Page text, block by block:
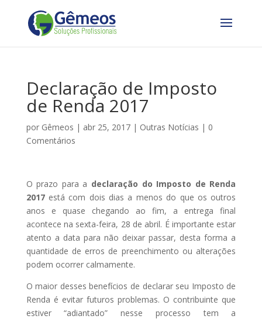
Declaração de Imposto
de Renda 2017
por Gêmeos | abr 25, 2017| Outras Notícias | 0
Comentários
O prazo para a declaração do Imposto de Renda
2017está com dois dias a menos do que os outros
anos e quase chegando ao fim, a entrega final
acontece na sexta-feira, 28 de abril. É importante estar
atento a data para não deixar passar, desta forma a
quantidade de erros de preenchimento ou alterações
podem ocorrer calmamente.
O maior desses benefícios de declarar seu Imposto de
Renda é evitar futuros problemas. O contribuinte que
estiver “adiantado” nesse processo tem a